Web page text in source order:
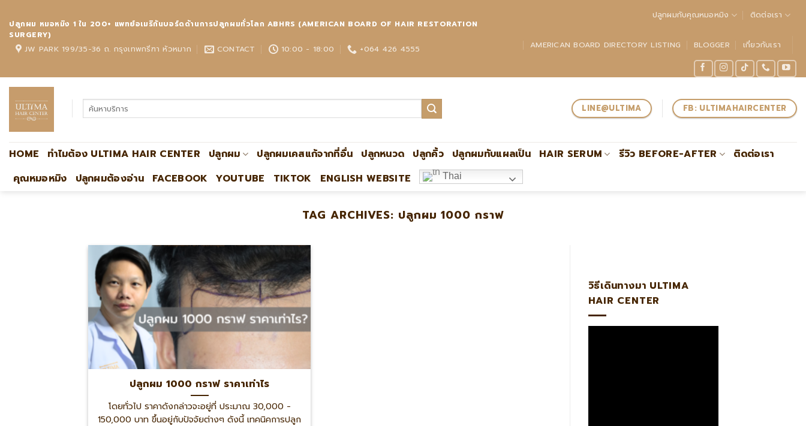
content
ปลูกผม หมอหมิง 1 ใน 200+ แพทย์อเมริกันบอร์ดด้านการปลูกผมทั่วโลก ABHRS (AMERICAN BOARD OF HAIR RESTORATION
SURGERY)
JW PARK 199/35-36 ถ. กรุงเทพกรีฑา หัวหมาก CONTACT 10:00 - 18:00 +064 426 4555
ปลูกผมกับคุณหมอหมิง ติดต่อเรา
AMERICAN BOARD DIRECTORY LISTING BLOGGER เกี่ยวกับเรา
LINE@ULTIMA FB: ULTIMAHAIRCENTER
HOME ทำไมต้อง ULTIMA HAIR CENTER ปลูกผม ปลูกผมเคสแก้จากที่อื่น ปลูกหนวด ปลูกคิ้ว ปลูกผมทับแผลเป็น HAIR SERUM รีวิว BEFORE-AFTER
ติดต่อเรา
คุณหมอหมิง
ปลูกผมต้องอ่าน FACEBOOK YOUTUBE TIKTOK ENGLISH WEBSITE Thai
TAG ARCHIVES: ปลูกผม 1000 กราฟ
ปลูกผม 1000 กราฟ ราคาเท่าไร
โดยทั่วไป ราคาดังกล่าวจะอยู่ที่ ประมาณ 30,000 -
150,000 บาท ขึ้นอยู่กับปัจจัยต่างๆ ดังนี้ เทคนิคการปลูก
วิธีเดินทางมา ULTIMA
HAIR CENTER